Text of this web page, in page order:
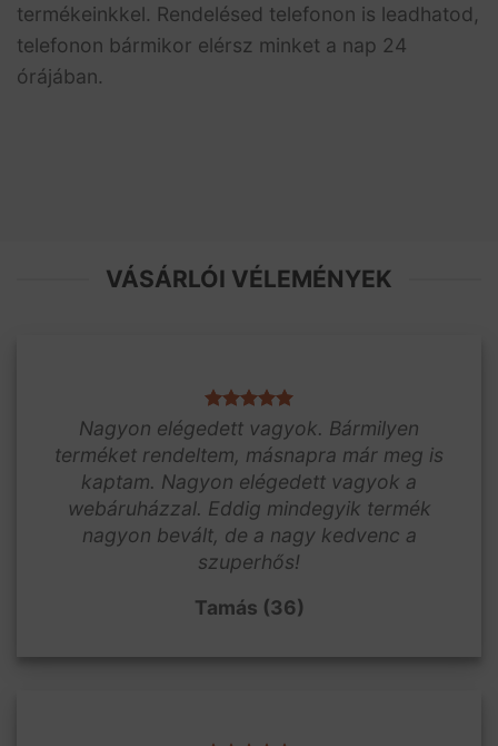
termékeinkkel. Rendelésed telefonon is leadhatod,
telefonon bármikor elérsz minket a nap 24
órájában.
VÁSÁRLÓI VÉLEMÉNYEK
Nagyon elégedett vagyok. Bármilyen
terméket rendeltem, másnapra már meg is
kaptam. Nagyon elégedett vagyok a
webáruházzal. Eddig mindegyik termék
nagyon bevált, de a nagy kedvenc a
szuperhős!
Tamás (36)